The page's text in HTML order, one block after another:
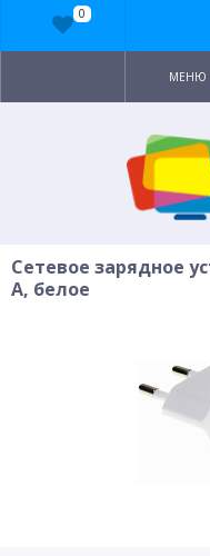
МЕНЮ
Сетевое зарядное
A, белое
0